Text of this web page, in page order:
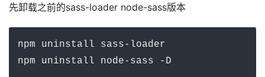
先卸载之前的sass-loader node-sass版本
npm uninstall sass-loader
npm uninstall node-sass -D